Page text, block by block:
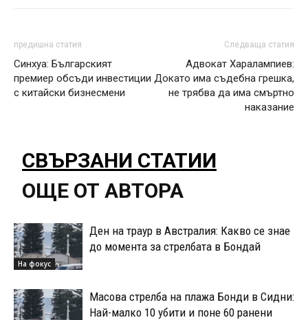
предишна статия
Синхуа: Българският
премиер обсъди инвестиции
с китайски бизнесмени
Следваща статия
Адвокат Харалампиев:
Докато има съдебна грешка,
не трябва да има смъртно
наказание
СВЪРЗАНИ СТАТИИ
ОЩЕ ОТ АВТОРА
На фокус
Ден на траур в Австралия: Какво се знае
до момента за стрелбата в Бондай
Масова стрелба на плажа Бонди в Сидни:
Най-малко 10 убити и поне 60 ранени